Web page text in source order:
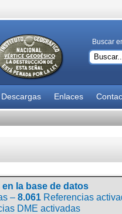
Buscar
Descargas Enlaces
en la base de datos
– 8.061Referencias
DME activadas